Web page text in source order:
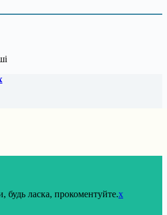
ласка, прокоментуйте.x